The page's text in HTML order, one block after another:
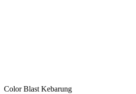
Color Blast Kebarung